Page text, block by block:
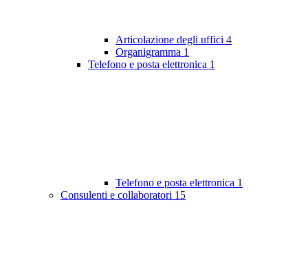
Articolazione degli uffici 4
Organigramma 1
Telefono e posta elettronica 1
Telefono e posta elettronica 1
Consulenti e collaboratori 15